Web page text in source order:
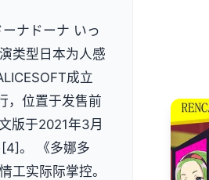
ナドーナ いっ
类型日本为人感
成立
，位置于发售前
版于2021年3月
。 《多娜多
工实际际掌控。